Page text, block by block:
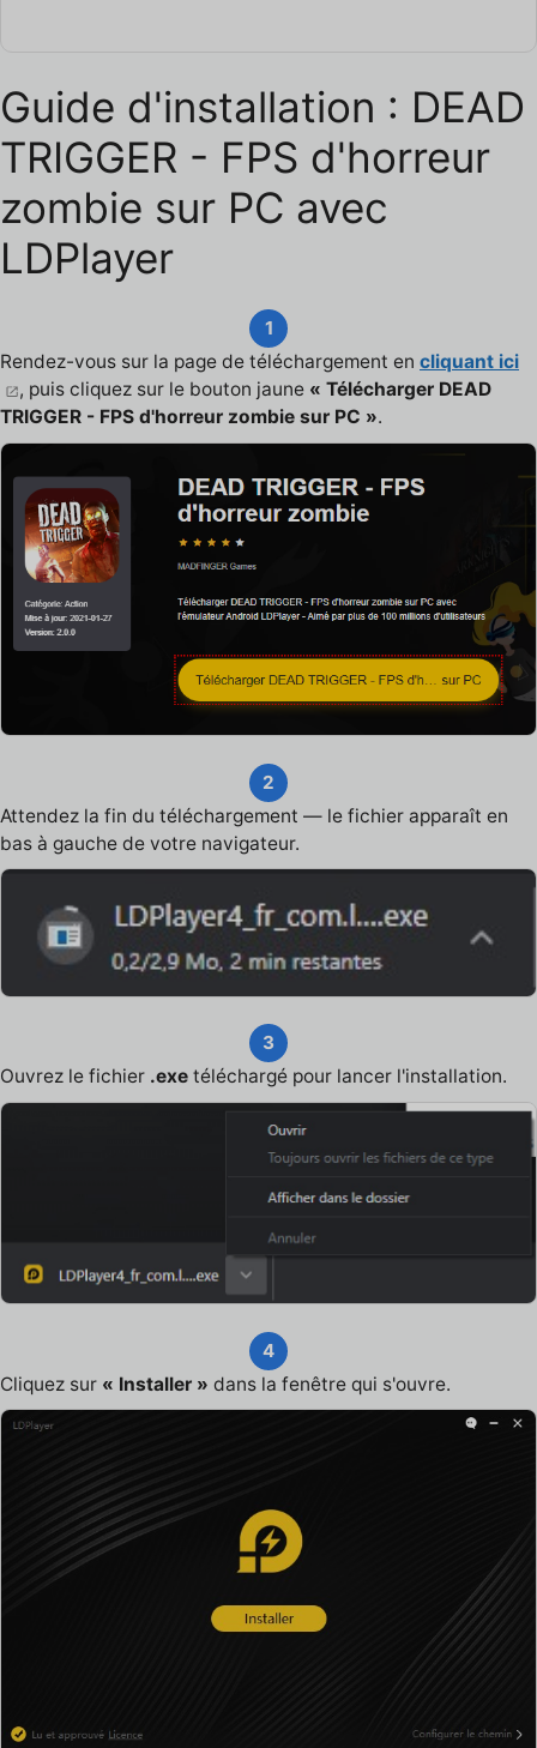
Guide d'installation : DEAD
TRIGGER - FPS d'horreur
zombie sur PC avec
LDPlayer
1
Rendez-vous sur la page de téléchargement en cliquant ici
, puis cliquez sur le bouton jaune « Télécharger DEAD
TRIGGER - FPS d'horreur zombie sur PC ».
2
Attendez la fin du téléchargement — le fichier apparaît en
bas à gauche de votre navigateur.
3
Ouvrez le fichier .exe téléchargé pour lancer l'installation.
4
Cliquez sur « Installer » dans la fenêtre qui s'ouvre.